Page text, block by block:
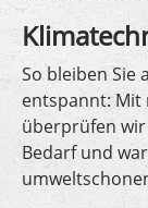
So bleiben Sie
entspannt: Mit
überprüfen
Bedarf und